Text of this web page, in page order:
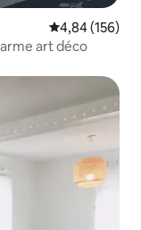
Évaluation
4,84 (156)
art déco